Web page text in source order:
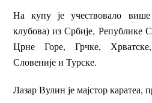
На купу је учествовало
клубова) из Србије, Републике
Црне Горе, Грчке,
Словеније и Турске.
Лазар Вулин је мајстор каратеа,